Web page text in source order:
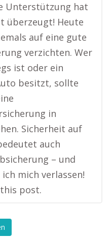
Unterstützung hat
überzeugt! Heute
auf eine gute
verzichten. Wer
ist oder ein
besitzt, sollte
in
Sicherheit auf
auch
– und
mich verlassen!
post.